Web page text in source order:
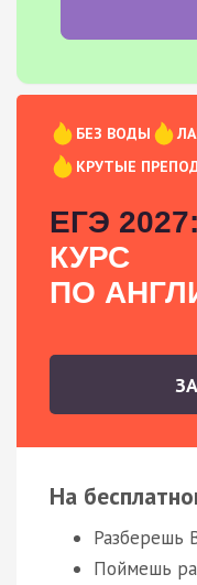
БЕЗ ВОДЫ
КРУТЫЕ
ЕГЭ 2027:
КУРС
ПО
На
Разберешь
Поймешь